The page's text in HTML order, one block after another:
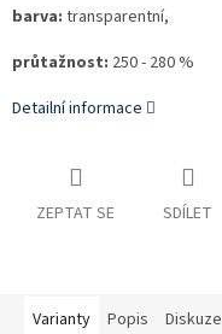
barva: transparentní,
průtažnost: 250 - 280 %
Detailní informace
ZEPTAT SE SDÍLET
Varianty Popis Diskuze